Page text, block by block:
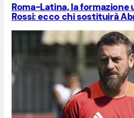
Roma-Latina, la formazione
Rossi: ecco chi sostituirà